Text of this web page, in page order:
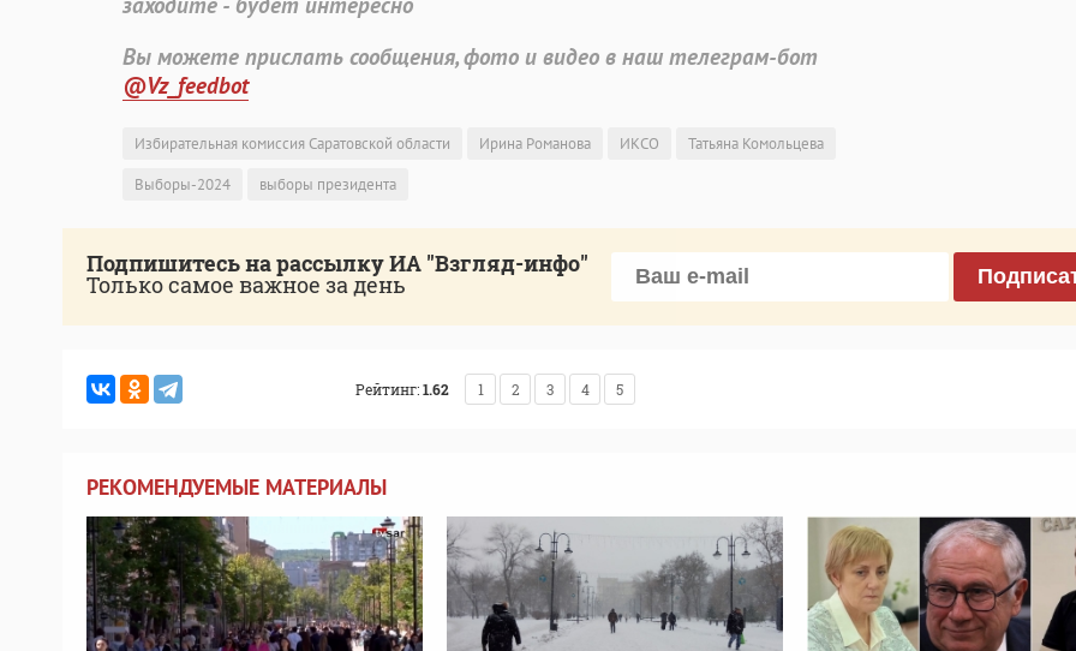
Вы можете прислать сообщения, фото и видео в наш телеграм-бот
@Vz_feedbot
Избирательная комиссия Саратовской области Ирина Романова ИКСО
Татьяна Комольцева
Выборы-2024
выборы президента
Подпишитесь на рассылку ИА "Взгляд-инфо"
Только самое важное за день
Рейтинг:1.62 1 2 3 4 5
РЕКОМЕНДУЕМЫЕ МАТЕРИАЛЫ